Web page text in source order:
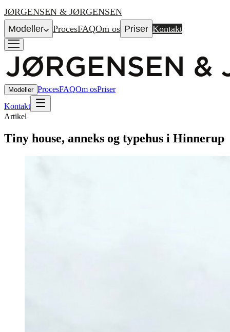
JØRGENSEN & JØRGENSEN
Modeller
ProcesFAQOm os Priser Kontakt
Modeller ProcesFAQOm osPriser
Kontakt
Artikel
Tiny house, anneks og typehus i Hinnerup